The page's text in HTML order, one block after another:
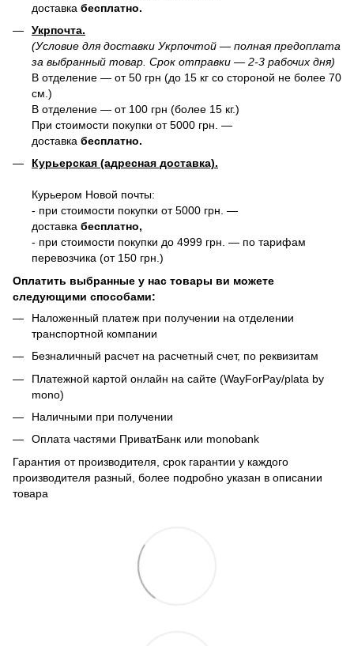
доставка бесплатно.
Укрпочта.
(Условие для доставки Укрпочтой — полная предоплата
за выбранный товар. Срок отправки — 2-3 рабочих дня)
В отделение — от 50 грн (до 15 кг со стороной не более 70
см.)
В отделение — от 100 грн (более 15 кг.)
При стоимости покупки от 5000 грн. —
доставка бесплатно.
Курьерская (адресная доставка).
Курьером Новой почты:
- при стоимости покупки от 5000 грн. —
доставка бесплатно,
- при стоимости покупки до 4999 грн. — по тарифам
перевозчика (от 150 грн.)
Оплатить выбранные у нас товары ви можете
следующими способами:
Наложенный платеж при получении на отделении
транспортной компании
Безналичный расчет на расчетный счет, по реквизитам
Платежной картой онлайн на сайте (WayForPay/plata by
mono)
Наличными при получении
Оплата частями ПриватБанк или monobank
Гарантия от производителя, срок гарантии у каждого
производителя разный, более подробно указан в описании
товара